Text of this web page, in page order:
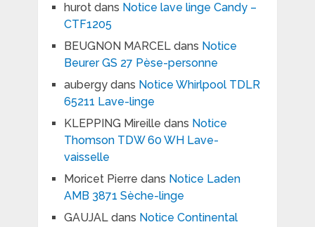
hurotdans Notice lave linge Candy –
CTF1205
BEUGNON MARCELdans Notice
Beurer GS 27 Pèse-personne
aubergydans Notice Whirlpool TDLR
65211 Lave-linge
KLEPPING Mireille dans Notice
Thomson TDW 60 WH Lave-
vaisselle
Moricet Pierre dans Notice Laden
AMB 3871 Sèche-linge
GAUJALdans Notice Continental